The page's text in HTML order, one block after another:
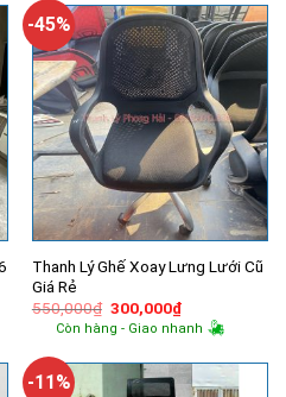
-45%
Thanh Lý Ghế Xoay Lưng Lưới Cũ
Giá Rẻ
550,000₫ Giá
gốc
là:
300,000₫Giá
hiện
tại
300,000₫.
Còn hàng - Giao nhanh
-11%